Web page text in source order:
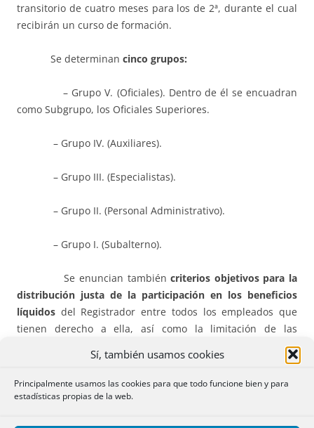
Sí, también usamos cookies
Principalmente usamos las cookies para que todo funcione bien y para
estadísticas propias de la web.
transitorio de cuatro meses para los de 2ª, durante el cual
recibirán un curso de formación.
Se determinan cinco grupos:
– Grupo V. (Oficiales). Dentro de él se encuadran
como Subgrupo, los Oficiales Superiores.
– Grupo IV. (Auxiliares).
– Grupo III. (Especialistas).
– Grupo II. (Personal Administrativo).
– Grupo I. (Subalterno).
Se enuncian tambiéncriterios objetivos para la
distribución justa de la participación en los beneficios
líquidos del Registrador entre todos los empleados que
tienen derecho a ella, así como la limitación de las
diferencias máximas de retribución que pueden existir
dentro de cada Grupo Profesional, si bien dejando siempre
un margen para la discrecionalidad del empleador.